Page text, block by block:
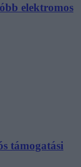
elektromos
támogatási